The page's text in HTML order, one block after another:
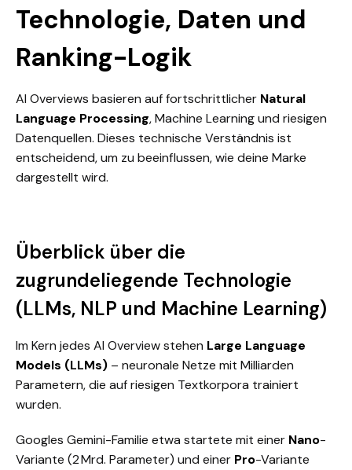
Technologie, Daten und
Ranking-Logik
AI Overviews basieren auf fortschrittlicher Natural
Language Processing, Machine Learning und riesigen
Datenquellen. Dieses technische Verständnis ist
entscheidend, um zu beeinflussen, wie deine Marke
dargestellt wird.
Überblick über die
zugrundeliegende Technologie
(LLMs, NLP und Machine Learning)
Im Kern jedes AI Overview stehen Large Language
Models (LLMs) – neuronale Netze mit Milliarden
Parametern, die auf riesigen Textkorpora trainiert
wurden.
Googles Gemini-Familie etwa startete mit einer Nano-
Variante (2 Mrd. Parameter) und einer Pro-Variante